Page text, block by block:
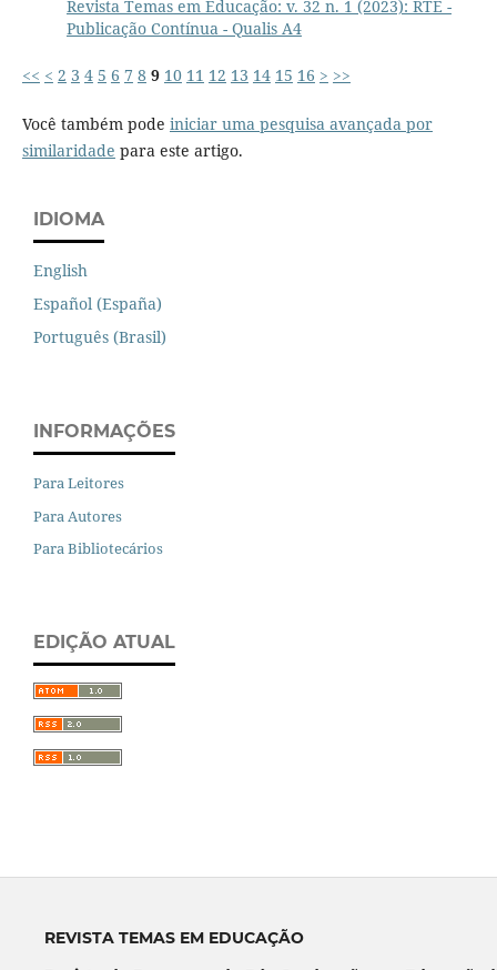
Revista Temas em Educação: v. 32 n. 1 (2023): RTE -
Publicação Contínua - Qualis A4
<< < 2 3 4 5 6 7 8 9 10 11 12 13 14 15 16 > >>
Você também pode iniciar uma pesquisa avançada por
similaridade para este artigo.
IDIOMA
English
Español (España)
Português (Brasil)
INFORMAÇÕES
Para Leitores
Para Autores
Para Bibliotecários
EDIÇÃO ATUAL
REVISTA TEMAS EM EDUCAÇÃO